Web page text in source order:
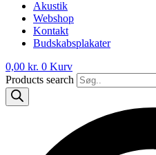
Akustik
Webshop
Kontakt
Budskabsplakater
0,00 kr. 0 Kurv
Products search